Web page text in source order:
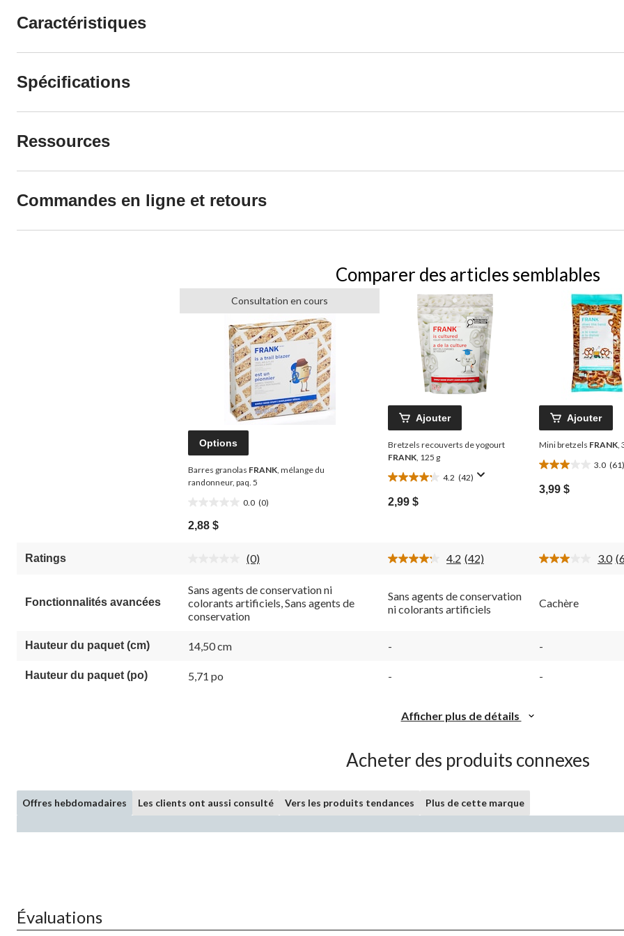
Caractéristiques
Spécifications
Ressources
Commandes en ligne et retours
Comparer des articles semblables
Consultation en cours
Options
Barres granolas FRANK , mélange du
randonneur, paq. 5
0.0 (0)
étoile(s)
sur
2,88 $
Ajouter
Bretzels recouverts de yogourt
FRANK , 125 g
4.2 (42)
4.2
étoile(s)
sur
2,99 $
Ajouter
Mini bretzels FRANK
3.0 (61)
3.0
étoile(s)
sur
3,99 $
Ratings
Aucune
pour
ce
produit.
Lien
(0) 4.2 Lire
commentaires.
Lien
(42) 3.0
Fonctionnalités avancées
Sans agents de conservation ni
colorants artificiels, Sans agents de
conservation
Sans agents de conservation
ni colorants artificiels
Cachère
Hauteur du paquet (cm) 14,50 cm - -
Hauteur du paquet (po) 5,71 po - -
Afficher plus de détails
Acheter des produits connexes
Offres hebdomadaires Les clients ont aussi consulté Vers les produits tendances Plus de cette marque
Évaluations